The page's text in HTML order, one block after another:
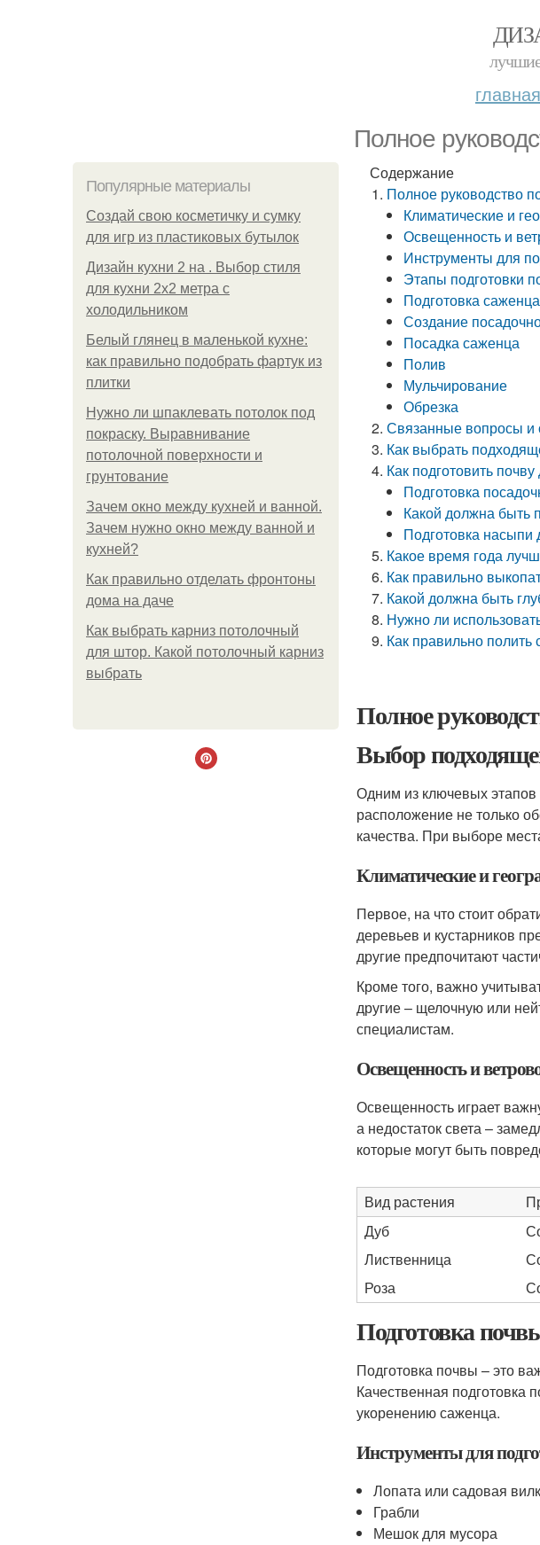
главная
Полное
Популярные материалы
Создай свою косметичку и сумку
для игр из пластиковых бутылок
Дизайн кухни 2 на . Выбор стиля
для кухни 2х2 метра с
холодильником
Белый глянец в маленькой кухне:
как правильно подобрать фартук из
плитки
Нужно ли шпаклевать потолок под
покраску. Выравнивание
потолочной поверхности и
грунтование
Зачем окно между кухней и ванной.
Зачем нужно окно между ванной и
кухней?
Как правильно отделать фронтоны
дома на даче
Как выбрать карниз потолочный
для штор. Какой потолочный карниз
выбрать
Содержание
Полное руководство
Климатические и
Освещенность и
Инструменты для
Этапы подготовки
Подготовка саженца
Создание
Посадка саженца
Полив
Мульчирование
Обрезка
Связанные вопросы и
Как выбрать
Как подготовить
Подготовка
Какой должна быть
Подготовка насыпи
Какое время года
Как правильно
Какой должна быть
Нужно ли
Как правильно
Полное
Выбор
Одним из ключевых
расположение не только
качества. При выборе
Климатические и
Первое, на что стоит
деревьев и кустарников
другие предпочитают
Кроме того, важно
другие – щелочную или
специалистам.
Освещенность и
Освещенность играет
а недостаток света –
которые могут быть
Вид растения
Дуб
Лиственница
Роза
Подготовка
Подготовка почвы – это
Качественная подготовка
укоренению саженца.
Инструменты для
Лопата или садовая
Грабли
Мешок для мусора